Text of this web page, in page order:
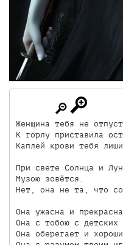
Женщина тебя не
К горлу приставила
Каплей крови тебя
При свете Солнца и
Музою зовётся.
Нет, она не та, что
Она ужасна и
Она с тобою с детских
Она оберегает и